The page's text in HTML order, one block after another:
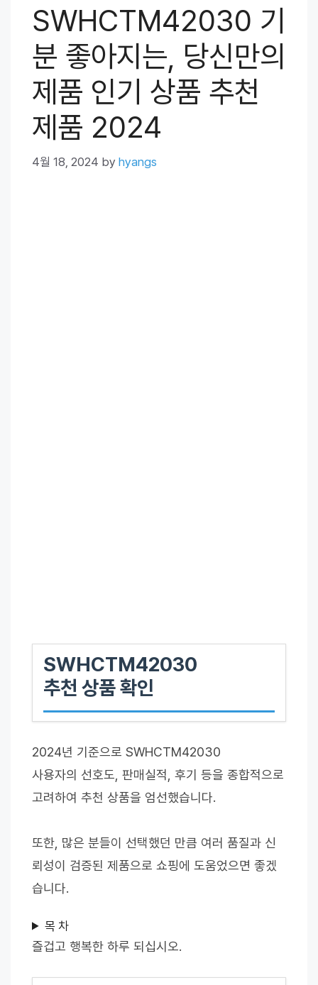
SWHCTM42030 기
분 좋아지는, 당신만의
제품 인기 상품 추천
제품 2024
4월 18, 2024 by hyangs
SWHCTM42030
추천 상품 확인
2024년 기준으로 SWHCTM42030
사용자의 선호도, 판매실적, 후기 등을 종합적으로
고려하여 추천 상품을 엄선했습니다.
또한, 많은 분들이 선택했던 만큼 여러 품질과 신
뢰성이 검증된 제품으로 쇼핑에 도움었으면 좋겠
습니다.
목 차
즐겁고 행복한 하루 되십시오.